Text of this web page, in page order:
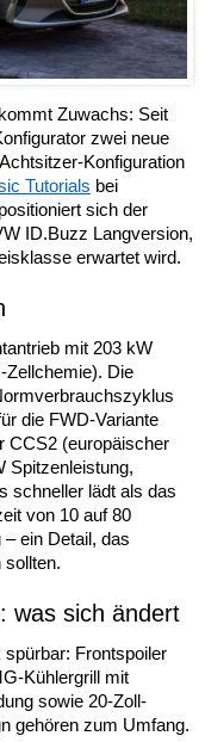
Zuwachs: Seit
zwei neue
Konfiguration
Tutorials bei
sich der
ID.Buzz Langversion,
erwartet wird.
mit 203 kW
Zellchemie). Die
die FWD-Variante
CCS2 (europäischer
Spitzenleistung,
schneller lädt als das
von 10 auf 80
ein Detail, das
sollten.
was sich ändert
Frontspoiler
Kühlergrill mit
sowie 20-Zoll-
gehören zum Umfang.